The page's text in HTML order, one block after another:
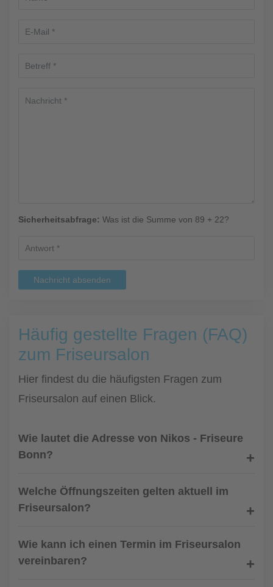
Sicherheitsabfrage: Was ist die Summe von 89 + 22?
Nachricht absenden
Häufig gestellte Fragen (FAQ)
zum Friseursalon
Hier findest du die häufigsten Fragen zum
Friseursalon auf einen Blick.
Wie lautet die Adresse von Nikos - Friseure
Bonn?
Welche Öffnungszeiten gelten aktuell im
Friseursalon?
Wie kann ich einen Termin im Friseursalon
vereinbaren?